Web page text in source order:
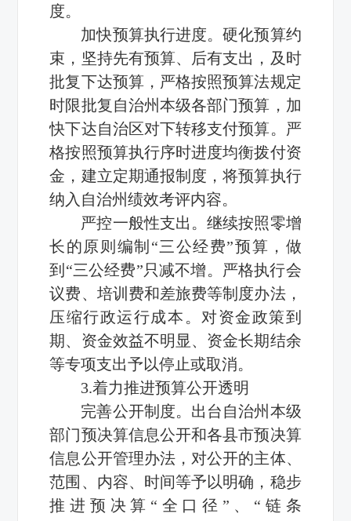
度。
加快预算执行进度。硬化预算约
束，坚持先有预算、后有支出，及时
批复下达预算，严格按照预算法规定
时限批复自治州本级各部门预算，加
快下达自治区对下转移支付预算。严
格按照预算执行序时进度均衡拨付资
金，建立定期通报制度，将预算执行
纳入自治州绩效考评内容。
严控一般性支出。继续按照零增
长的原则编制“三公经费”预算，做
到“三公经费”只减不增。严格执行会
议费、培训费和差旅费等制度办法，
压缩行政运行成本。对资金政策到
期、资金效益不明显、资金长期结余
等专项支出予以停止或取消。
3.着力推进预算公开透明
完善公开制度。出台自治州本级
部门预决算信息公开和各县市预决算
信息公开管理办法，对公开的主体、
范围、内容、时间等予以明确，稳步
推进预决算“全口径”、“链条